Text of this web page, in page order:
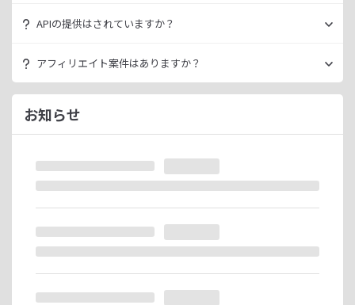
上させることができます。
ご登録済みで制限に到達された場合は、有料プランのご利用
ッコキーワードでも出力することができません。
サジェスト情報を出さない仕様になっております。
今後はサジェスト以外のキーワード取得手段も有料プランに
て提供してまいりますので、そちらにて対応できる見通しで
ございます。
APIの提供はされていますか？
詳細は ラッコキーワードAPIドキュメント
い。
アフィリエイト案件はありますか？
ラッコIDアフィリエイトにて、「ラッコキーワード」のアフ
ィリエイト案件をお取り扱いいたしております。
無料のユーザー登録、利用開始（初回ログイン）と有料プラ
※ラッコIDの重複登録と思われる場合は、成果が発生いたし
ません。
ラッコIDアフィリエイトは、「ユーザー情報」「銀行口座情
報」をご登録いただくことで即日ご利用開始いただけます。
お知らせ